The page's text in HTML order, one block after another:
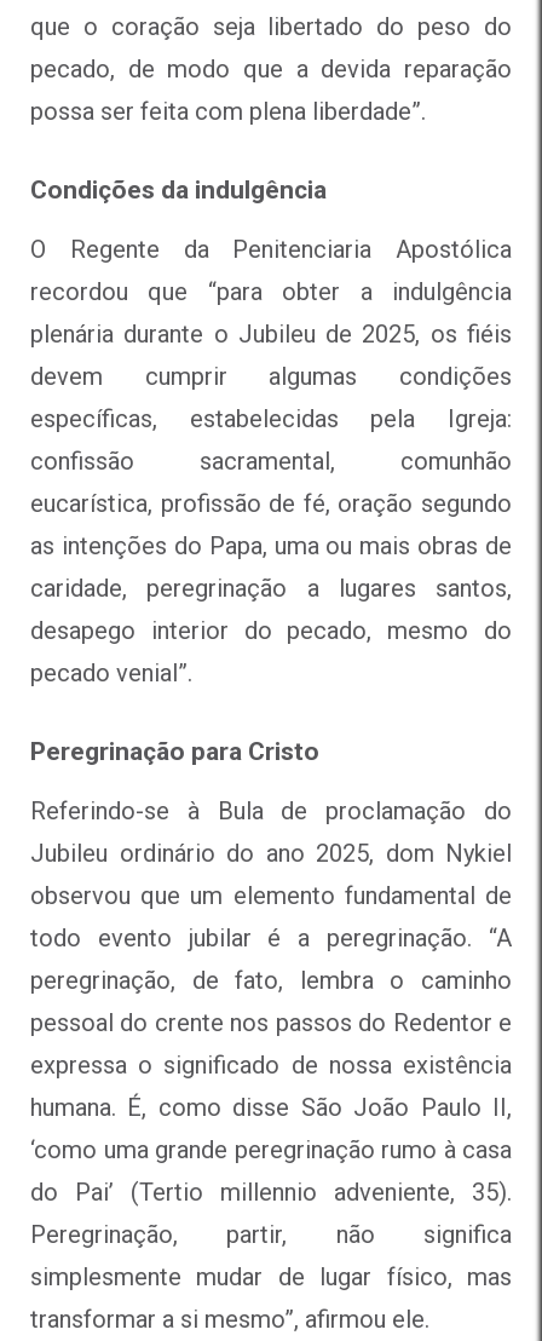
que o coração seja libertado do peso do
pecado, de modo que a devida reparação
possa ser feita com plena liberdade”.
Condições da indulgência
O Regente da Penitenciaria Apostólica
recordou que “para obter a indulgência
plenária durante o Jubileu de 2025, os fiéis
devem cumprir algumas condições
específicas, estabelecidas pela Igreja:
confissão sacramental, comunhão
eucarística, profissão de fé, oração segundo
as intenções do Papa, uma ou mais obras de
caridade, peregrinação a lugares santos,
desapego interior do pecado, mesmo do
pecado venial”.
Peregrinação para Cristo
Referindo-se à Bula de proclamação do
Jubileu ordinário do ano 2025, dom Nykiel
observou que um elemento fundamental de
todo evento jubilar é a peregrinação. “A
peregrinação, de fato, lembra o caminho
pessoal do crente nos passos do Redentor e
expressa o significado de nossa existência
humana. É, como disse São João Paulo II,
‘como uma grande peregrinação rumo à casa
do Pai’ (Tertio millennio adveniente, 35).
Peregrinação, partir, não significa
simplesmente mudar de lugar físico, mas
transformar a si mesmo”, afirmou ele.